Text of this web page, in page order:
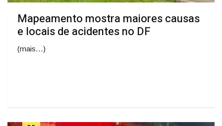
Mapeamento mostra maiores causas
e locais de acidentes no DF
(mais…)